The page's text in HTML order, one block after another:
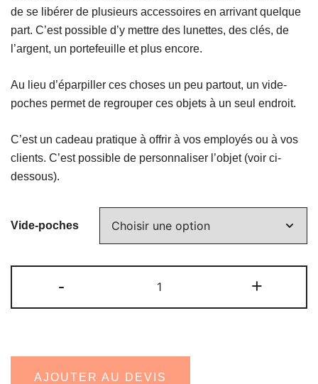
de se libérer de plusieurs accessoires en arrivant quelque
part. C’est possible d’y mettre des lunettes, des clés, de
l’argent, un portefeuille et plus encore.
Au lieu d’éparpiller ces choses un peu partout, un vide-
poches permet de regrouper ces objets à un seul endroit.
C’est un cadeau pratique à offrir à vos employés ou à vos
clients. C’est possible de personnaliser l’objet (voir ci-
dessous).
Vide-poches
-
de
Vide-
+
AJOUTER AU DEVIS